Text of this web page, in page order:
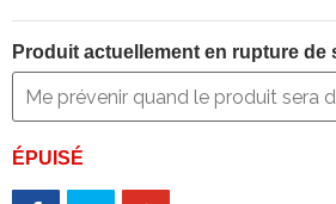
Produit actuellement en rupture de
ÉPUISÉ